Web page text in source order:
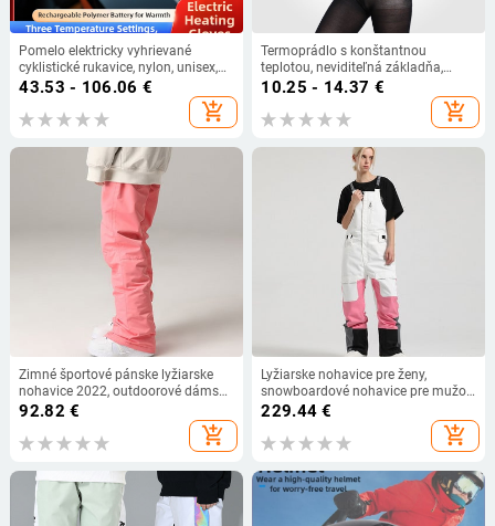
Pomelo elektricky vyhrievané
cyklistické rukavice, nylon, unisex,
dospelí
43.53 - 106.06 €
add_shopping_cart
Termoprádlo s konštantnou
teplotou, neviditeľná základňa,
dámske telo, ultratenké, tepelne
tesné, veľká veľkosť, oblečenie na
krásu pokožky, jesenné oblečenie a
10.25 - 14.37 €
add_shopping_cart
Zimné športové pánske lyžiarske
nohavice 2022, outdoorové dámske
snowboardové nohavice,
nepremokavé dámske lyžiarske
overaly, pánske turistické oblečenie
92.82 €
add_shopping_cart
Lyžiarske nohavice pre ženy,
snowboardové nohavice pre mužov,
vetruodolné, nepremokavé, teplé,
outdoorové lyžovanie, jednodielny
overal, dámske zimné snehové
229.44 €
add_shopping_cart